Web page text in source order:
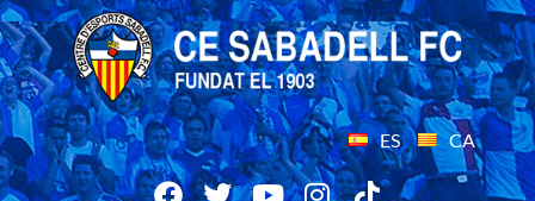
ES CA